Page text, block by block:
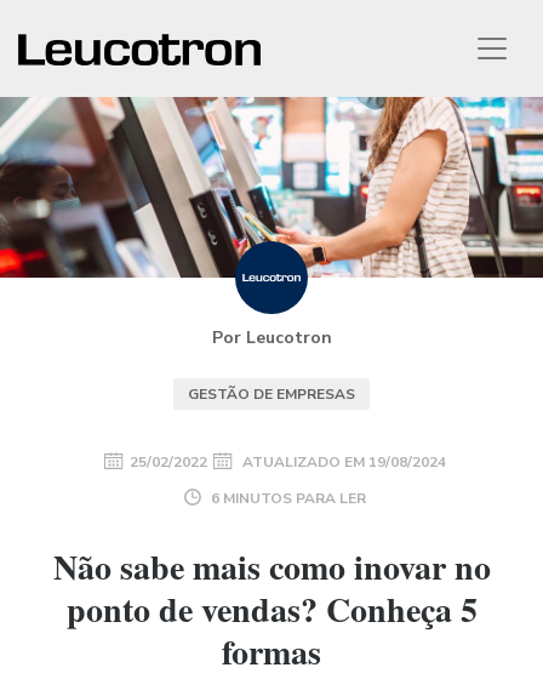
Por Leucotron
GESTÃO DE EMPRESAS
25/02/2022 ATUALIZADO EM 19/08/2024
6 MINUTOS PARA LER
Não sabe mais como inovar no
ponto de vendas? Conheça 5
formas